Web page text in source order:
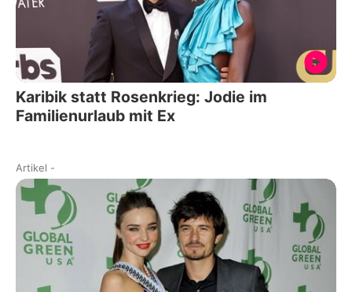
Karibik statt Rosenkrieg: Jodie im
Familienurlaub mit Ex
Artikel -